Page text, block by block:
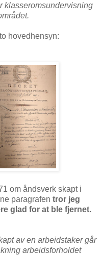
klasseromsundervisning
hovedhensyn:
om åndsverk skapt i
paragrafen tror jeg
glad for at ble fjernet.
av en arbeidstaker går
arbeidsforholdet